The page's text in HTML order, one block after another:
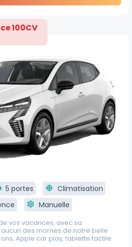
100CV
5 portes ac_unit Climatisation
settings Manuelle
vos vacances, avec sa
des mornes de notre belle
Apple car play, tablette tactile